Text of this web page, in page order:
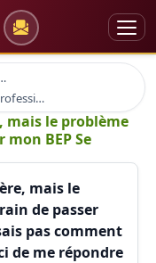
Orientation professionnelle france suisse quebec
le problème
BEP Se
mais le
de passer
pas comment
de me répondre